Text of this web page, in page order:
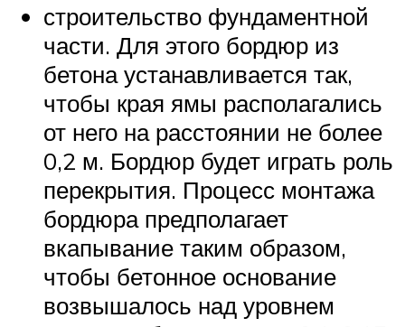
строительство фундаментной
части. Для этого бордюр из
бетона устанавливается так,
чтобы края ямы располагались
от него на расстоянии не более
0,2 м. Бордюр будет играть роль
перекрытия. Процесс монтажа
бордюра предполагает
вкапывание таким образом,
чтобы бетонное основание
возвышалось над уровнем